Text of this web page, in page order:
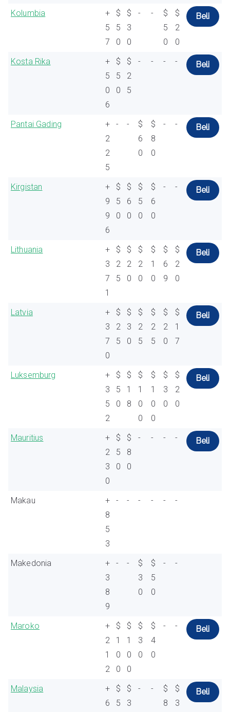
Kolumbia
+
5
7
$
5
0
$
3
0
- -
$
5
0
$
2
0
Beli
Kosta Rika
+
5
0
6
$
5
0
$
2
5
- - - - Beli
Pantai Gading
+
2
2
5
- -
$
6
0
$
8
0
- - Beli
Kirgistan
+
9
9
6
$
5
0
$
6
0
$
5
0
$
6
0
- - Beli
Lithuania
+
3
7
1
$
2
5
$
2
0
$
2
0
$
1
0
$
6
9
$
2
0
Beli
Latvia
+
3
7
0
$
2
5
$
3
0
$
2
5
$
2
5
$
2
0
$
1
7
Beli
Luksemburg
+
3
5
2
$
5
0
$
1
8
$
1
0
0
$
1
0
0
$
3
0
$
2
0
Beli
Mauritius
+
2
3
0
$
5
0
$
8
0
- - - - Beli
Makau
+
8
5
3
- - - - - -
Makedonia
+
3
8
9
- -
$
3
0
$
5
0
- -
Maroko
+
2
1
2
$
1
0
0
$
1
0
0
$
3
0
$
4
0
- - Beli
Malaysia
+
6
$
5
$
3
- -
$
8
$
3
Beli